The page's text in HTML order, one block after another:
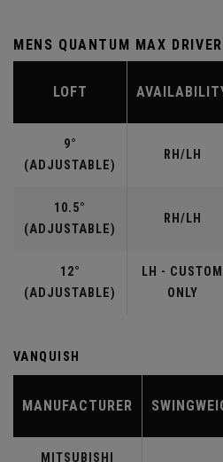
MENS QUANTUM MAX
LOFT
9°
(ADJUSTABLE)
RH/LH
10.5°
(ADJUSTABLE)
RH/LH
12°
(ADJUSTABLE)
LH - CUSTOM
ONLY
VANQUISH
MANUFACTURER
MITSUBISHI